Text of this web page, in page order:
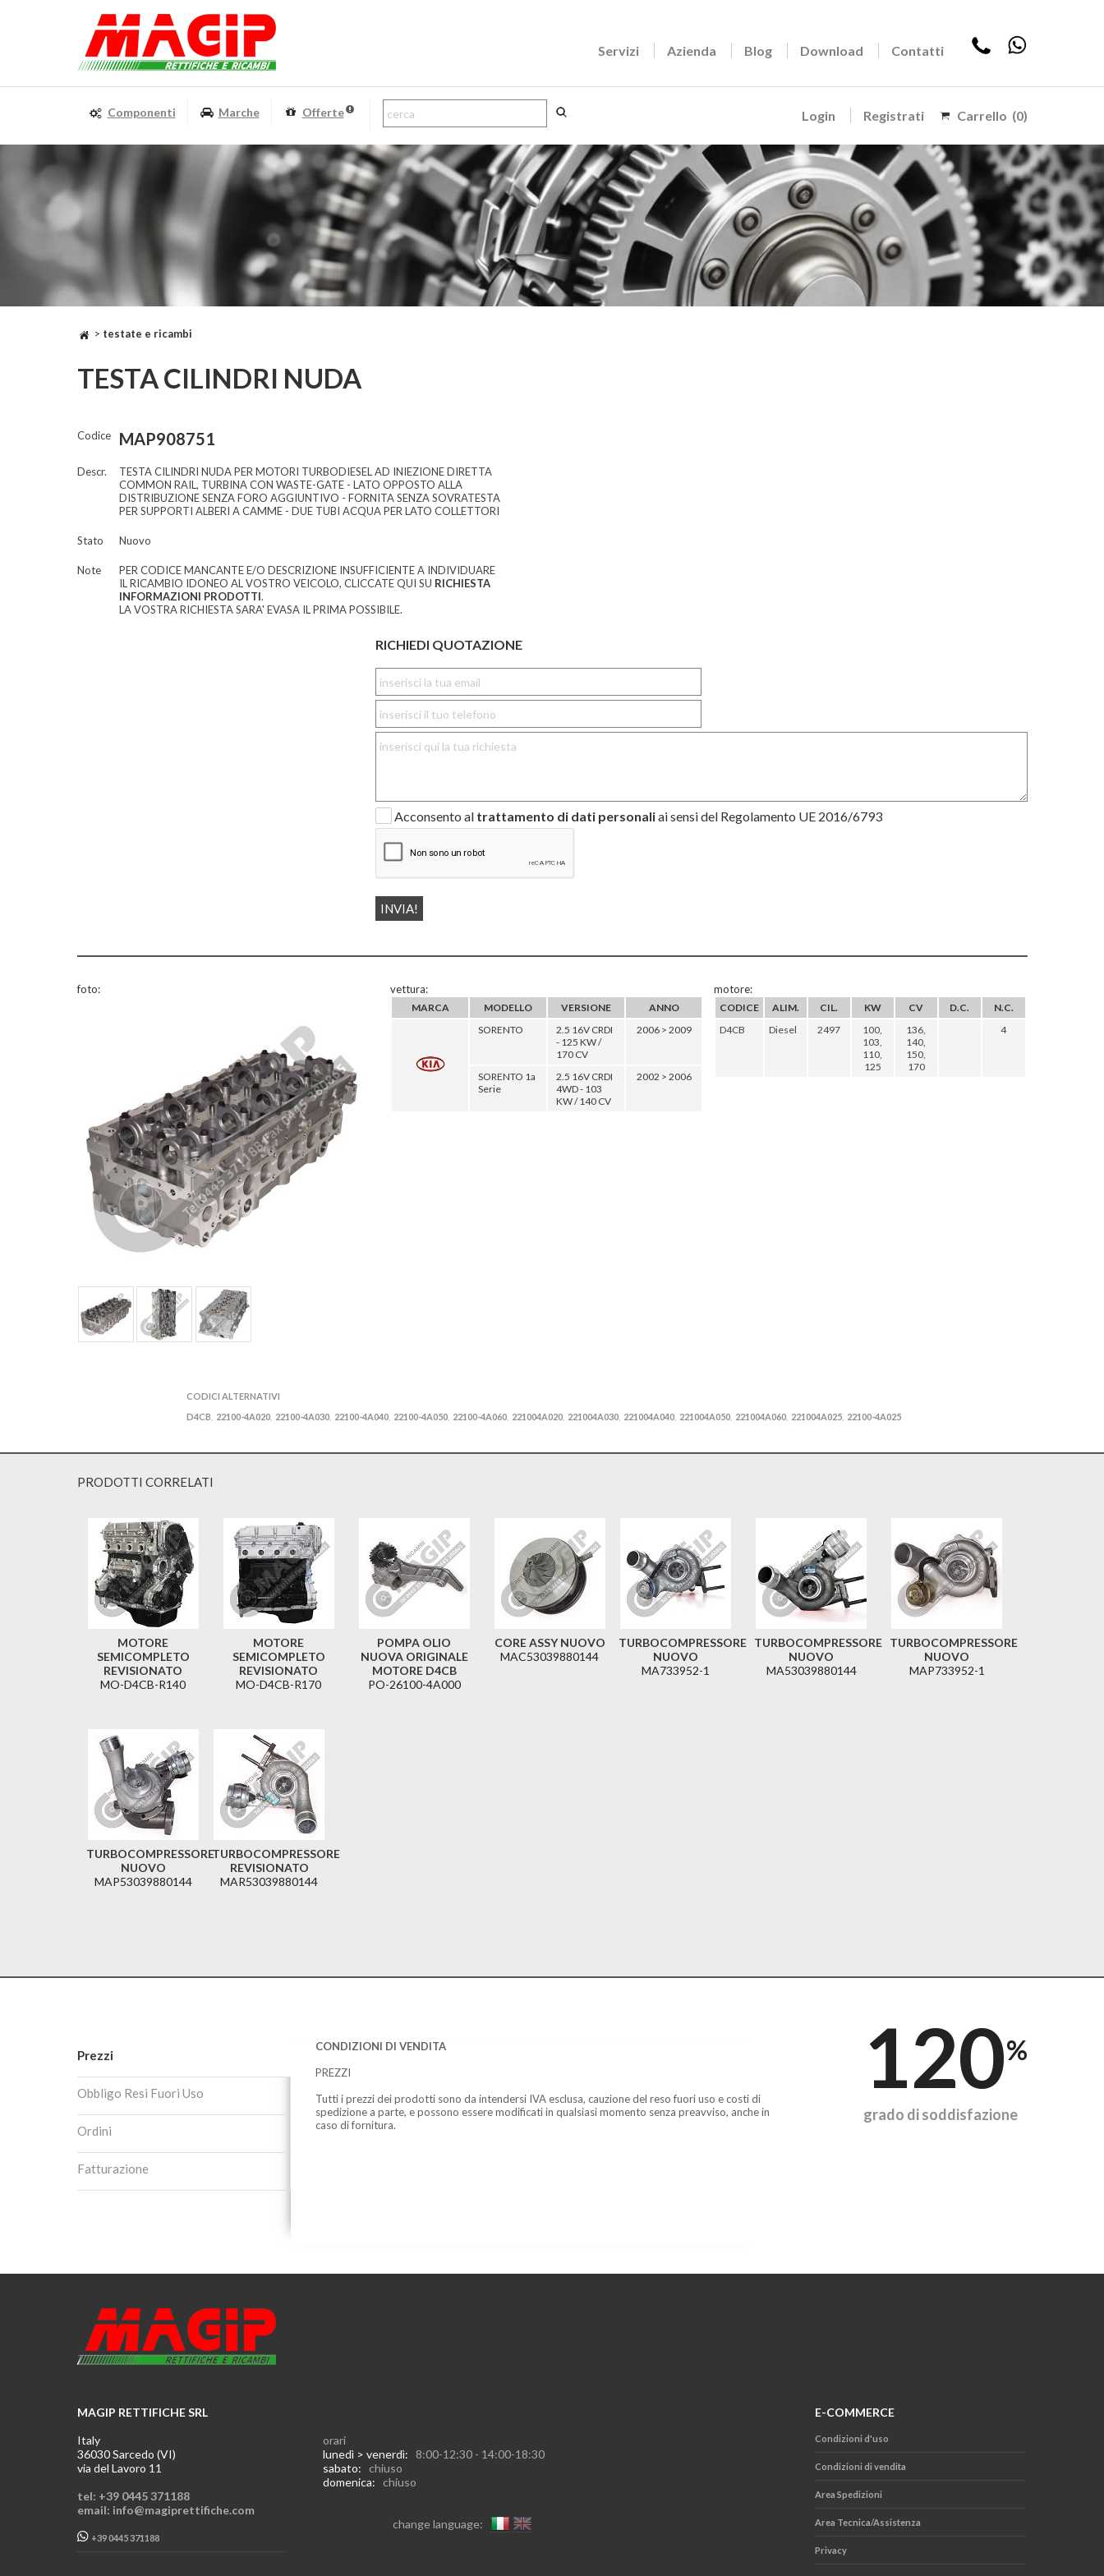
Servizi Azienda Blog Download Contatti
Login Registrati Carrello (0)
Componenti Marche Offerte
> testate e ricambi
TESTA CILINDRI NUDA
Codice MAP908751
Descr.
TESTA CILINDRI NUDA PER MOTORI TURBODIESEL AD INIEZIONE DIRETTA
COMMON RAIL, TURBINA CON WASTE-GATE - LATO OPPOSTO ALLA
DISTRIBUZIONE SENZA FORO AGGIUNTIVO - FORNITA SENZA SOVRATESTA
PER SUPPORTI ALBERI A CAMME - DUE TUBI ACQUA PER LATO COLLETTORI
Stato Nuovo
Note
PER CODICE MANCANTE E/O DESCRIZIONE INSUFFICIENTE A INDIVIDUARE
IL RICAMBIO IDONEO AL VOSTRO VEICOLO, CLICCATE QUI SU RICHIESTA
INFORMAZIONI PRODOTTI.
LA VOSTRA RICHIESTA SARA' EVASA IL PRIMA POSSIBILE.
RICHIEDI QUOTAZIONE
Acconsento al trattamento di dati personaliai sensi del Regolamento UE 2016/6793
foto: vettura:
MARCA MODELLO VERSIONE
ANNO
SORENTO
2.5 16V CRDI
- 125 KW /
170 CV
2006 > 2009
SORENTO 1a
Serie
2.5 16V CRDI
4WD - 103
KW / 140 CV
2002 > 2006
motore:
CODICE ALIM. CIL. KW CV D.C.
N.C.
D4CB
Diesel 2497
100,
103,
110,
125
136,
140,
150,
170
4
CODICI ALTERNATIVI
D4CB
22100-4A020 22100-4A030 22100-4A040 22100-4A050 22100-4A060 221004A020 221004A030 221004A040 221004A050 221004A060 221004A025 22100-4A025
PRODOTTI CORRELATI
MOTORE
SEMICOMPLETO
REVISIONATO
MO-D4CB-R140
MOTORE
SEMICOMPLETO
REVISIONATO
MO-D4CB-R170
POMPA OLIO
NUOVA ORIGINALE
MOTORE D4CB
PO-26100-4A000
CORE ASSY NUOVO
MAC53039880144
TURBOCOMPRESSORE
NUOVO
MA733952-1
TURBOCOMPRESSORE
NUOVO
MA53039880144
TURBOCOMPRESSORE
NUOVO
MAP733952-1
TURBOCOMPRESSORE
NUOVO
MAP53039880144
TURBOCOMPRESSORE
REVISIONATO
MAR53039880144
Prezzi
Obbligo Resi Fuori Uso
Ordini
Fatturazione
CONDIZIONI DI VENDITA
PREZZI
Tutti i prezzi dei prodotti sono da intendersi IVA esclusa, cauzione del reso fuori uso e costi di
spedizione a parte, e possono essere modificati in qualsiasi momento senza preavviso, anche in
caso di fornitura.
120%
grado di soddisfazione
MAGIP RETTIFICHE SRL
Italy
36030 Sarcedo (VI)
via del Lavoro 11
tel: +39 0445 371188
email: info@magiprettifiche.com
+39 0445 371188
orari
lunedì > venerdì: 8:00-12:30 - 14:00-18:30
sabato: chiuso
domenica: chiuso
change language:
E-COMMERCE
Condizioni d'uso
Condizioni di vendita
Area Spedizioni
Area Tecnica/Assistenza
Privacy